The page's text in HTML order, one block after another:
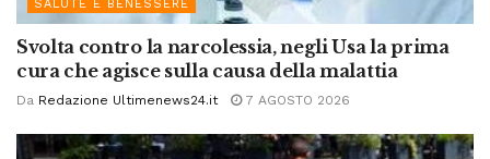
SALUTE E BENESSERE
Svolta contro la narcolessia, negli Usa la prima
cura che agisce sulla causa della malattia
Da Redazione Ultimenews24.it 7 AGOSTO 2026